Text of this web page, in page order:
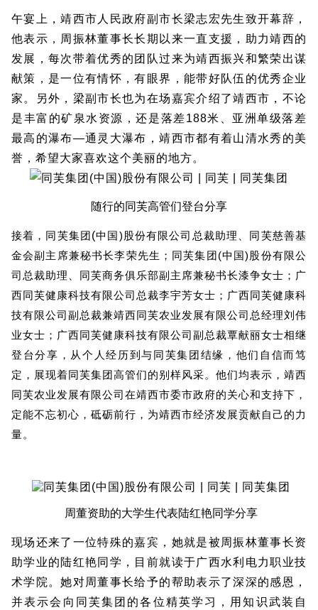
午宴上，靖西市人民政府副市长梁志宏先生致开幕辞，
他表示，周振林董事长长期以来一直支援，助力靖西的
发展，每次带着优秀的团队过来为靖西振兴和繁荣出谋
献策，是一位有情怀，有眼界，能带好队伍的优秀企业
家。另外，梁副市长也为在场嘉宾介绍了靖西市，不论
是丰富的矿泉水资源，还是落差188米、亚洲单级落差
最高的瀑布―通灵大瀑布，靖西市都有着山清水秀的美
誉，希望大家喜欢这个美丽的地方。
随行的同芙高管们登台分享
接着，同芙集团 (中国 )股份有限公司总裁助理、同芙慈善基
金会副主席兼秘书长李荣先生；同芙集团 (中国)股份有限公
司总裁助理、同芙商务俱乐部副主席兼秘书长漆争女士；广
西同芙健康科技有限公司总裁李宇芳女士；广西同芙健康科
技有限公司副总裁兼靖西同芙农业发展有限公司总经理刘伟
业女士；广西同芙健康科技有限公司副总裁覃献丽女士相继
登台分享，从个人经历到与同芙集团结缘，他们自信而笃
定，展现着同芙集团高管们的别样风采。他们均表示，靖西
同芙农业发展有限公司在靖西市委市政府的关心和支持下，
定能不忘初心，砥砺前行，为靖西市经济发展贡献自己的力
量。
周董资助的大学生代表陆红艳同学分享
现场还来了一位特殊的嘉宾，她就是被周振林董事长资
助学业的陆红艳同学，目前就读于广西水利电力职业技
术学院。她对周董事长给予的帮助表示了深深的感恩，
并表示会向同芙集团的各位精英学习，用知识武装自